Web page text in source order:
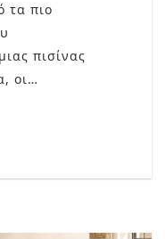
τα πιο
πισίνας
οι…